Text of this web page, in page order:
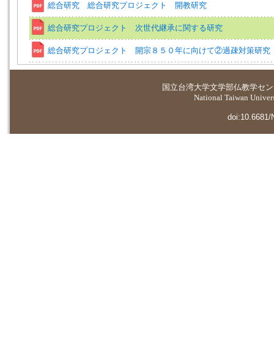
総合研究 総合研究プロジェクト 開教研究
総合研究プロジェクト 次世代継承に関する研究
総合研究プロジェクト 開宗８５０年に向けて②過疎対策研究
国立台湾大学文学部仏教学セ
National Taiwan
doi:10.6681/